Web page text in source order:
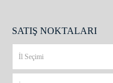
SATIŞ NOKTALARI